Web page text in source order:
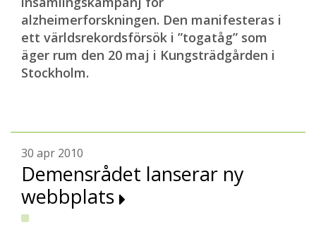
alzheimerforskningen. Den manifesteras i
ett världsrekordsförsök i ”togatåg” som
äger rum den 20 maj i Kungsträdgården i
Stockholm.
30 apr 2010
Demensrådet lanserar ny
webbplats